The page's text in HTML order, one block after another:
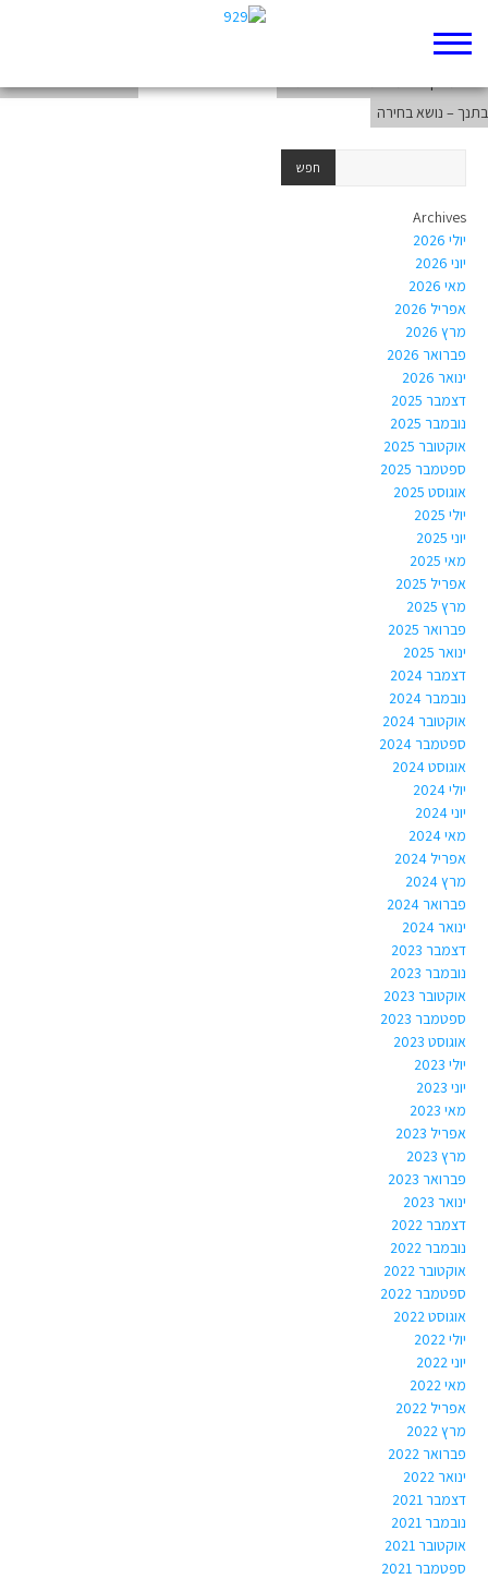
נביא ונבואה – התכנית החדשה – בגרות בתנך – נושא בחירה
בתנך – נושא בחירה
Archives
יולי 2026
יוני 2026
מאי 2026
אפריל 2026
מרץ 2026
פברואר 2026
ינואר 2026
דצמבר 2025
נובמבר 2025
אוקטובר 2025
ספטמבר 2025
אוגוסט 2025
יולי 2025
יוני 2025
מאי 2025
אפריל 2025
מרץ 2025
פברואר 2025
ינואר 2025
דצמבר 2024
נובמבר 2024
אוקטובר 2024
ספטמבר 2024
אוגוסט 2024
יולי 2024
יוני 2024
מאי 2024
אפריל 2024
מרץ 2024
פברואר 2024
ינואר 2024
דצמבר 2023
נובמבר 2023
אוקטובר 2023
ספטמבר 2023
אוגוסט 2023
יולי 2023
יוני 2023
מאי 2023
אפריל 2023
מרץ 2023
פברואר 2023
ינואר 2023
דצמבר 2022
נובמבר 2022
אוקטובר 2022
ספטמבר 2022
אוגוסט 2022
יולי 2022
יוני 2022
מאי 2022
אפריל 2022
מרץ 2022
פברואר 2022
ינואר 2022
דצמבר 2021
נובמבר 2021
אוקטובר 2021
ספטמבר 2021